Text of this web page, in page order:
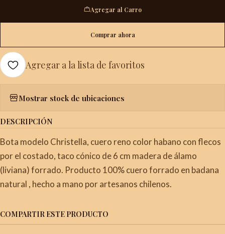
Agregar al Carro
Comprar ahora
Agregar a la lista de favoritos
Mostrar stock de ubicaciones
DESCRIPCIÓN
Bota modelo Christella, cuero reno color habano con flecos
por el costado, taco cónico de 6 cm madera de álamo
(liviana) forrado. Producto 100% cuero forrado en badana
natural , hecho a mano por artesanos chilenos.
COMPARTIR ESTE PRODUCTO